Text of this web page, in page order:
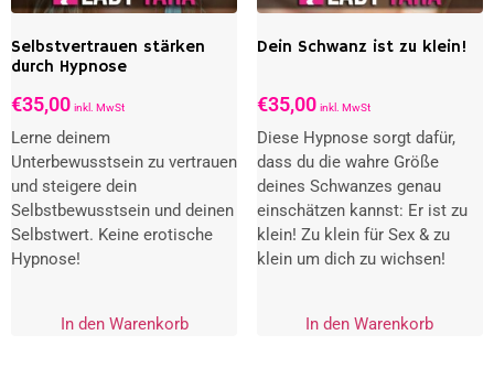
Selbstvertrauen stärken
durch Hypnose
€35,00 inkl. MwSt
Lerne deinem
Unterbewusstsein zu vertrauen
und steigere dein
Selbstbewusstsein und deinen
Selbstwert. Keine erotische
Hypnose!
In den Warenkorb
Dein Schwanz ist zu klein!
€35,00 inkl. MwSt
Diese Hypnose sorgt dafür,
dass du die wahre Größe
deines Schwanzes genau
einschätzen kannst: Er ist zu
klein! Zu klein für Sex & zu
klein um dich zu wichsen!
In den Warenkorb